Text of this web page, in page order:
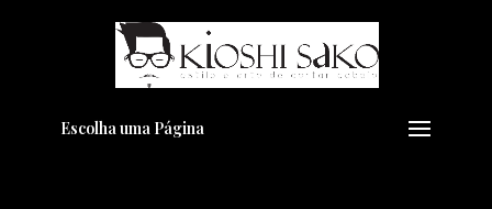
Escolha uma Página
Pensando em transformar seu
Visual??